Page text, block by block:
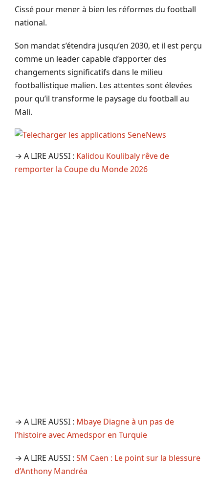
Cissé pour mener à bien les réformes du football
national.
Son mandat s’étendra jusqu’en 2030, et il est perçu
comme un leader capable d’apporter des
changements significatifs dans le milieu
footballistique malien. Les attentes sont élevées
pour qu’il transforme le paysage du football au
Mali.
→ A LIRE AUSSI : Kalidou Koulibaly rêve de
remporter la Coupe du Monde 2026
→ A LIRE AUSSI : Mbaye Diagne à un pas de
l’histoire avec Amedspor en Turquie
→ A LIRE AUSSI : SM Caen : Le point sur la blessure
d’Anthony Mandréa